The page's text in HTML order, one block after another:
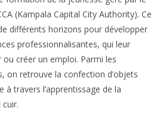
(Kampala Capital City Authority). Ce
différents horizons pour développer
professionnalisantes, qui leur
créer un emploi. Parmi les
on retrouve la confection d’objets
à travers l’apprentissage de la